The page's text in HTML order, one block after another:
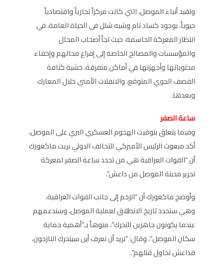
وتفيد أنباء الموصل، التي كانت مركزاً تجارياً واقتصادياً
حيوياً، بوجود كساد تام وشبه شلل في الحياة العامة، في
انتظار المعركة الحاسمة، حيث لجأ أصحاب المحال
والمؤسسات والمصالح الخاصة إلى إفراغ محالهم وإخفاء
محتوياتها وأجهزتها في أماكن متفرقة، خشية كثافة
القصف الجوي المتوقع، والانفلات الأمني خلال المعارك
وبعدها.
ساعة الصفر
وفيما يتعلق بتوقيت الهجوم العسكري البري على الموصل،
أكد مبعوث الرئيس الأميركي للتحالف الدولي بريت ماكغورك
أن “القوات العراقية هي من تحدد ساعة الصفر لمعركة
تحرير مدينة الموصل من داعش”.
وأوضح ماكغورك أن “الزخم إلى جانب القوات العراقية،
وهي ستحدد تاريخ الانطلاق لعملية الموصل، وسندعمهم
عندما يكونون جاهزين للتحرك”، منوهاً بـ”أهمية حماية
سكان الموصل”، وقال: “نريد أن نعرف أين سيتحرك النازحون،
فداعش تحاول قتلهم”.